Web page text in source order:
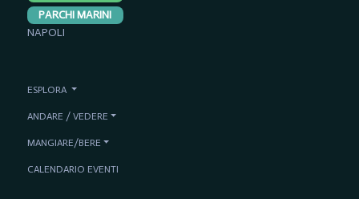
PARCHI MARINI
NAPOLI
ESPLORA
ANDARE / VEDERE
MANGIARE/BERE
CALENDARIO EVENTI